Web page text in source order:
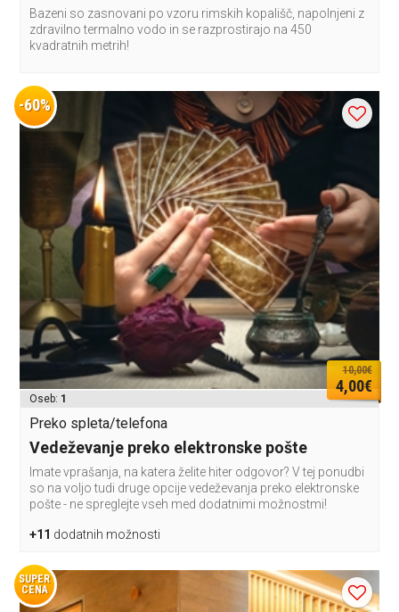
Bazeni so zasnovani po vzoru rimskih kopališč, napolnjeni z
zdravilno termalno vodo in se razprostirajo na 450
kvadratnih metrih!
-60%
10,00€
4,00€
Oseb: 1
Preko spleta/telefona
Vedeževanje preko elektronske pošte
Imate vprašanja, na katera želite hiter odgovor? V tej ponudbi
so na voljo tudi druge opcije vedeževanja preko elektronske
pošte - ne spreglejte vseh med dodatnimi možnostmi!
+11 dodatnih možnosti
SUPER
CENA